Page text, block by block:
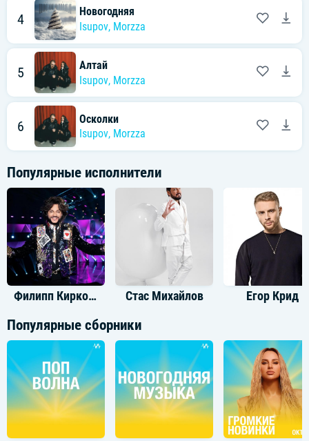
4
Новогодняя
Isupov, Morzza
5
Алтай
Isupov, Morzza
6
Осколки
Isupov, Morzza
Популярные исполнители
Филипп Киркоров Стас Михайлов Егор Крид
Популярные сборники